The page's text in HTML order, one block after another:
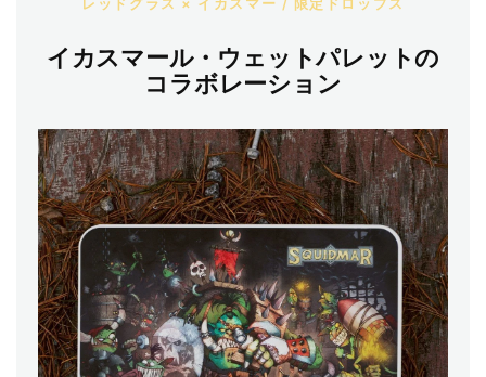
イカスマール・ウェットパレットの
コラボレーション